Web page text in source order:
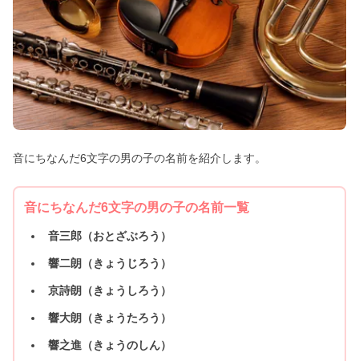
音にちなんだ6文字の男の子の名前を紹介します。
音にちなんだ6文字の男の子の名前一覧
音三郎（おとざぶろう）
響二朗（きょうじろう）
京詩朗（きょうしろう）
響大朗（きょうたろう）
響之進（きょうのしん）